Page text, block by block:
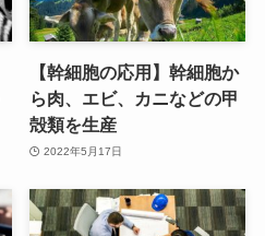
【幹細胞の応用】幹細胞か
ら肉、エビ、カニなどの甲
殻類を生産
2022年5月17日